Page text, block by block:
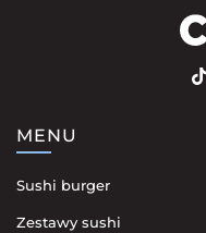
MENU
Sushi burger
Zestawy sushi